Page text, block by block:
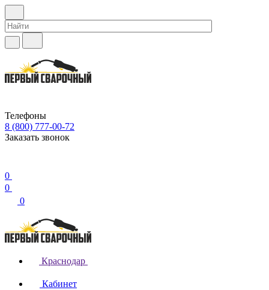
Телефоны
8 (800) 777-00-72
Заказать звонок
0
0
0
Краснодар
Кабинет